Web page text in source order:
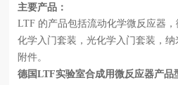
主要产品：
LTF 的产品包括流动化学微反应器
化学入门套装，光化学入门套装，
附件。
德国LTF实验室合成用微反应器产品